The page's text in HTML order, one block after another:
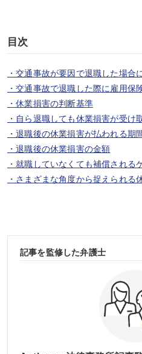
目次
・交通事故が要因で退職した場合
・交通事故で退職した際に雇用保
・休業損害の判断基準
・自ら退職しても休業損害が受け
・退職後の休業損害が払われる期
・退職後の休業損害の金額
・就職していなくても補償される
・さまざまな角度から捉えられる
記事を監修した弁護士